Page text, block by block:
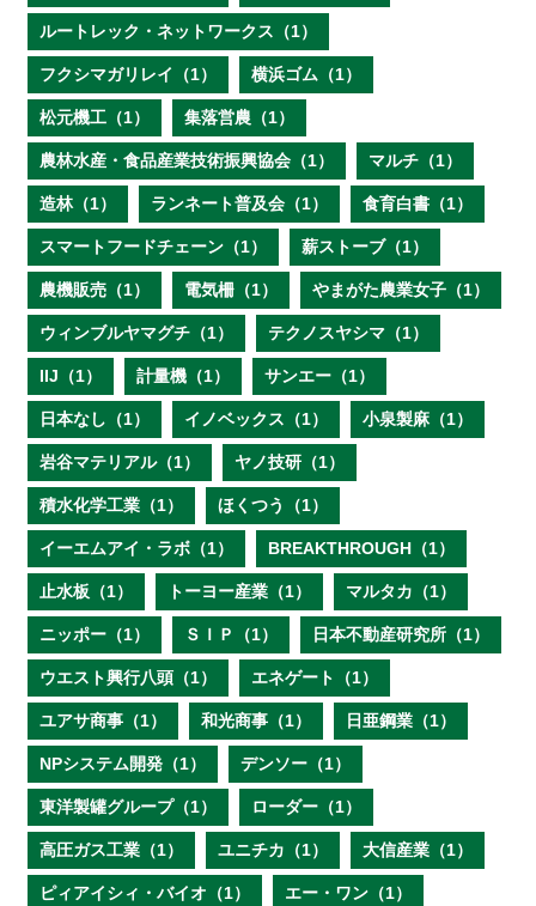
ルートレック・ネットワークス（1）
フクシマガリレイ（1） 横浜ゴム（1）
松元機工（1） 集落営農（1）
農林水産・食品産業技術振興協会（1） マルチ（1）
造林（1） ランネート普及会（1） 食育白書（1）
スマートフードチェーン（1） 薪ストーブ（1）
農機販売（1） 電気柵（1） やまがた農業女子（1）
ウィンブルヤマグチ（1） テクノスヤシマ（1）
IIJ（1） 計量機（1） サンエー（1）
日本なし（1） イノベックス（1） 小泉製麻（1）
岩谷マテリアル（1） ヤノ技研（1）
積水化学工業（1） ほくつう（1）
イーエムアイ・ラボ（1） BREAKTHROUGH（1）
止水板（1） トーヨー産業（1） マルタカ（1）
ニッポー（1） ＳＩＰ（1） 日本不動産研究所（1）
ウエスト興行八頭（1） エネゲート（1）
ユアサ商事（1） 和光商事（1） 日亜鋼業（1）
NPシステム開発（1） デンソー（1）
東洋製罐グループ（1） ローダー（1）
高圧ガス工業（1） ユニチカ（1） 大信産業（1）
ピィアイシィ・バイオ（1） エー・ワン（1）